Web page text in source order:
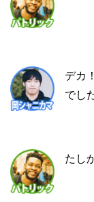
デカ
でし
たし